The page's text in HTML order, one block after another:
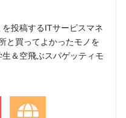
投稿するITサービスマネ
と買ってよかったモノを
＆空飛ぶスパゲッティモ